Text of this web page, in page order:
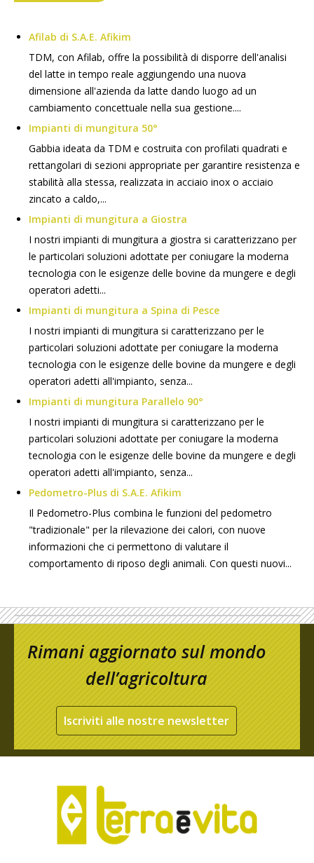
Afilab di S.A.E. Afikim
TDM, con Afilab, offre la possibilità di disporre dell'analisi
del latte in tempo reale aggiungendo una nuova
dimensione all'azienda da latte dando luogo ad un
cambiamento concettuale nella sua gestione....
Impianti di mungitura 50°
Gabbia ideata da TDM e costruita con profilati quadrati e
rettangolari di sezioni appropriate per garantire resistenza e
stabilità alla stessa, realizzata in acciaio inox o acciaio
zincato a caldo,...
Impianti di mungitura a Giostra
I nostri impianti di mungitura a giostra si caratterizzano per
le particolari soluzioni adottate per coniugare la moderna
tecnologia con le esigenze delle bovine da mungere e degli
operatori adetti...
Impianti di mungitura a Spina di Pesce
I nostri impianti di mungitura si caratterizzano per le
particolari soluzioni adottate per coniugare la moderna
tecnologia con le esigenze delle bovine da mungere e degli
operatori adetti all'impianto, senza...
Impianti di mungitura Parallelo 90°
I nostri impianti di mungitura si caratterizzano per le
particolari soluzioni adottate per coniugare la moderna
tecnologia con le esigenze delle bovine da mungere e degli
operatori adetti all'impianto, senza...
Pedometro-Plus di S.A.E. Afikim
Il Pedometro-Plus combina le funzioni del pedometro
"tradizionale" per la rilevazione dei calori, con nuove
informazioni che ci permettono di valutare il
comportamento di riposo degli animali. Con questi nuovi...
Rimani aggiornato sul mondo
dell’agricoltura
Iscriviti alle nostre newsletter